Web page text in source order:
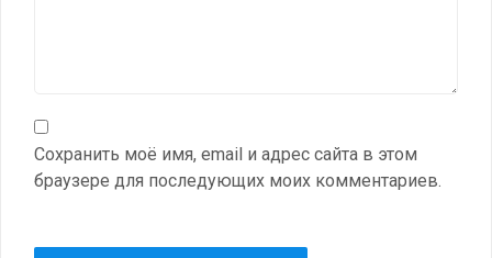
Сохранить моё имя, email и адрес сайта в этом
браузере для последующих моих комментариев.